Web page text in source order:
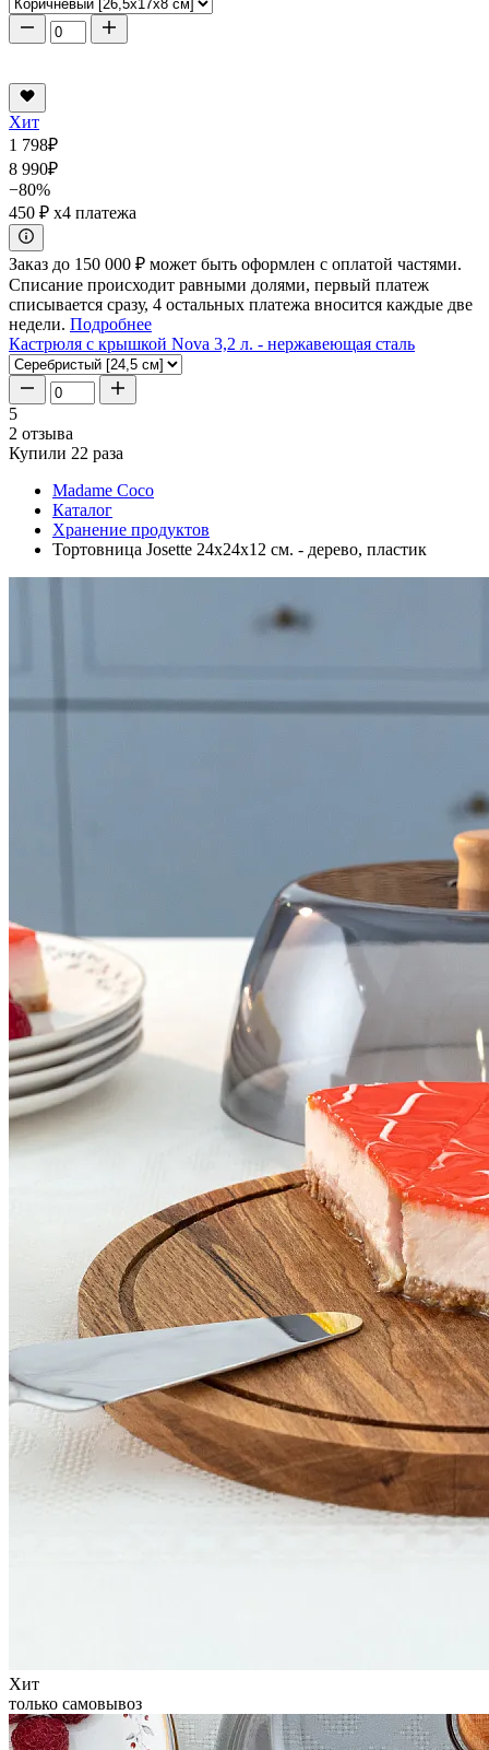
Хит
1 798₽
8 990₽
−80%
450 ₽ x4 платежа
Заказ до 150 000 ₽ может быть оформлен с оплатой частями.
Списание происходит равными долями, первый платеж
списывается сразу, 4 остальных платежа вносится каждые две
недели. Подробнее
Кастрюля с крышкой Nova 3,2 л. - нержавеющая сталь
5
2 отзыва
Купили 22 раза
Madame Coco
Каталог
Хранение продуктов
Тортовница Josette 24x24x12 см. - дерево, пластик
Хит
только самовывоз